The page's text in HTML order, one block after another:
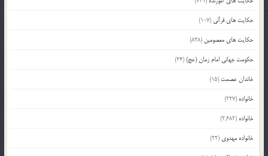
حکایت های قرآنی (107)
حکایت های معصومین (838)
حکومت جهانی امام زمان (عج)(24)
خاندان عصمت (15)
خانواده (227)
خانواده (2,682)
خانواده مهدوی (22)